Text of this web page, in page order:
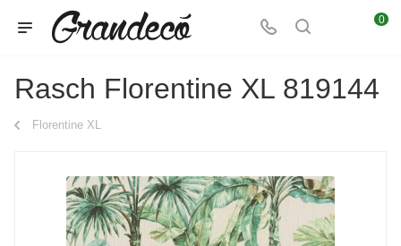
0
Rasch Florentine XL 819144
Florentine XL